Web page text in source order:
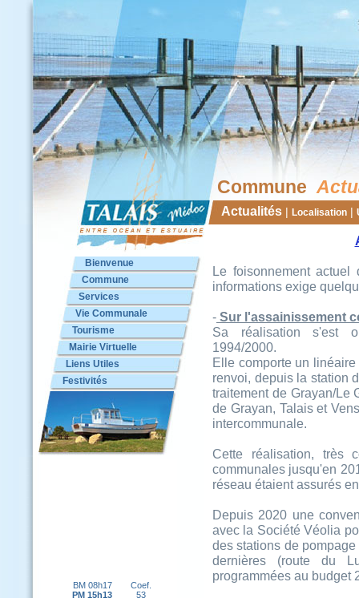
Commune
Actualités | Localisation |
Le foisonnement actuel
informations exige
- Sur l'assainissement
Sa réalisation s'est
1994/2000.
Elle comporte un
renvoi, depuis la station
traitement de Grayan/Le
de Grayan, Talais et
intercommunale.
Cette réalisation, très
communales jusqu'en
réseau étaient assurés
Depuis 2020 une
avec la Société Véolia
des stations de
dernières (route du
programmées au budget
Bienvenue
Commune
Services
Vie Communale
Tourisme
Mairie Virtuelle
Liens Utiles
Festivités